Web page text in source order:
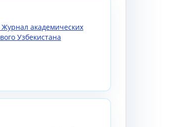
академических
Узбекистана